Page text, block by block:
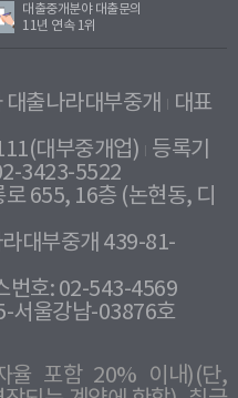
대출중개분야 대출문의
11년 연속 1위
출나라대부중개
대표
대부중개업) 등록기
3423-5522
655, 16층 (논현동, 디
대부중개 439-81-
번호: 02-543-4569
서울강남-03876호
율 포함 20% 이내)(단,